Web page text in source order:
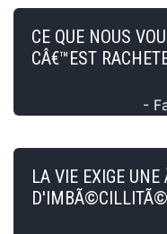
CE QUE NOUS
CÂ€™EST
-
LA VIE EXIGE